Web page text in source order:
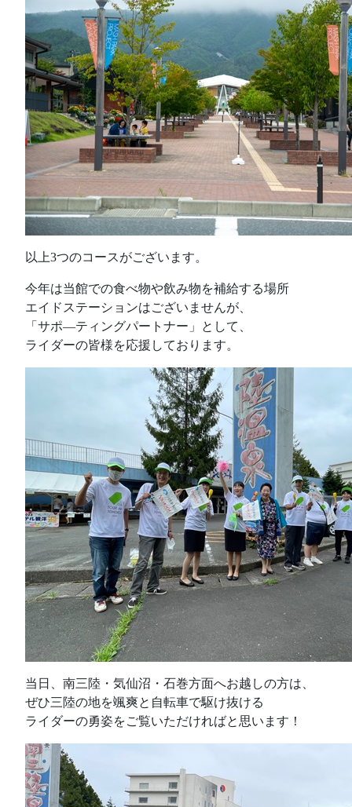
以上3つのコースがございます。
今年は当館での食べ物や飲み物を補給する場所
エイドステーションはございませんが、
「サポ―ティングパートナー」として、
ライダーの皆様を応援しております。
当日、南三陸・気仙沼・石巻方面へお越しの方は、
ぜひ三陸の地を颯爽と自転車で駆け抜ける
ライダーの勇姿をご覧いただければと思います！